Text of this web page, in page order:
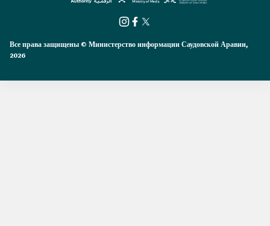
Все права защищены © Министерство информации Саудовской Аравии,
2026